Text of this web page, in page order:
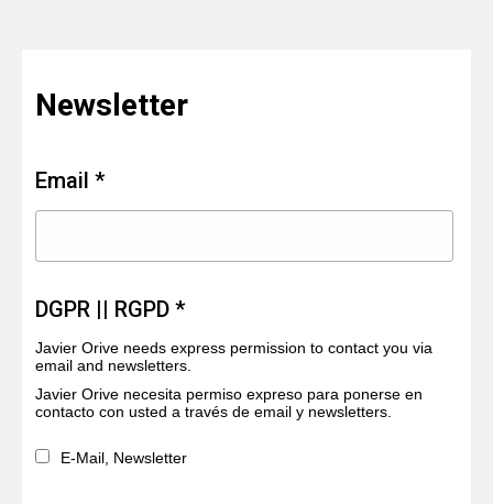
Newsletter
Email *
DGPR || RGPD *
Javier Orive needs express permission to contact you via
email and newsletters.
Javier Orive necesita permiso expreso para ponerse en
contacto con usted a través de email y newsletters.
E-Mail, Newsletter